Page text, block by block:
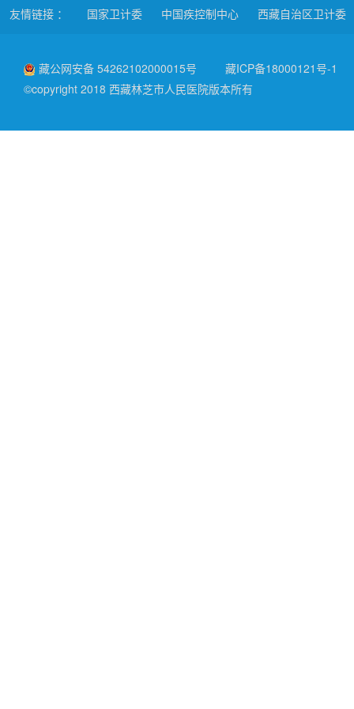
友情链接 ： 国家卫计委 中国疾控制中心 西藏自治区卫计委
藏公网安备 54262102000015号
藏ICP备18000121号-1
©copyright 2018 西藏林芝市人民医院版本所有